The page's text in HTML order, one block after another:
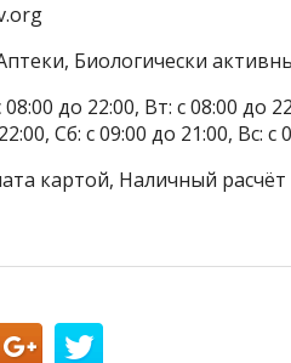
Биологически
до 22:00, Вт: с 08:00 до
Сб: с 09:00 до 21:00, Вс: с
картой, Наличный расчёт